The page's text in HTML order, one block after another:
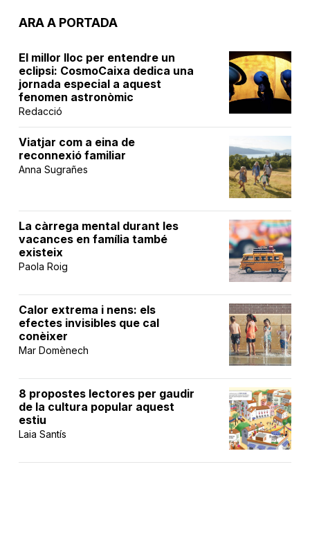
ARA A PORTADA
El millor lloc per entendre un
eclipsi: CosmoCaixa dedica una
jornada especial a aquest
fenomen astronòmic
Redacció
Viatjar com a eina de
reconnexió familiar
Anna Sugrañes
La càrrega mental durant les
vacances en família també
existeix
Paola Roig
Calor extrema i nens: els
efectes invisibles que cal
conèixer
Mar Domènech
8 propostes lectores per gaudir
de la cultura popular aquest
estiu
Laia Santís